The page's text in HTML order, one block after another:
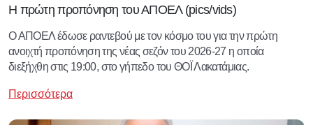
Η πρώτη προπόνηση του ΑΠΟΕΛ (pics/vids)
Ο ΑΠΟΕΛ έδωσε ραντεβού με τον κόσμο του για την πρώτη
ανοιχτή προπόνηση της νέας σεζόν του 2026-27 η οποία
διεξήχθη στις 19:00, στο γήπεδο του ΘΟΪ Λακατάμιας.
Περισσότερα